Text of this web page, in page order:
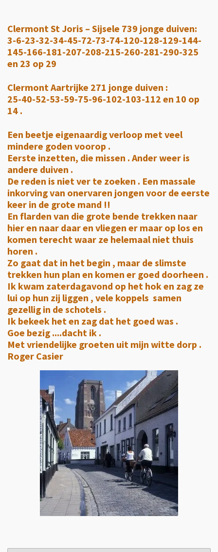
Clermont St Joris – Sijsele 739 jonge duiven:
3-6-23-32-34-45-72-73-74-120-128-129-144-
145-166-181-207-208-215-260-281-290-325
en 23 op 29
Clermont Aartrijke 271 jonge duiven :
25-40-52-53-59-75-96-102-103-112 en 10 op
14 .
Een beetje eigenaardig verloop met veel
mindere goden voorop .
Eerste inzetten, die missen . Ander weer is
andere duiven .
De reden is niet ver te zoeken . Een massale
inkorving van onervaren jongen voor de eerste
keer in de grote mand !!
En flarden van die grote bende trekken naar
hier en naar daar en vliegen er maar op los en
komen terecht waar ze helemaal niet thuis
horen .
Zo gaat dat in het begin , maar de slimste
trekken hun plan en komen er goed doorheen .
Ik kwam zaterdagavond op het hok en zag ze
lui op hun zij liggen , vele koppels samen
gezellig in de schotels .
Ik bekeek het en zag dat het goed was .
Goe bezig ....dacht ik .
Met vriendelijke groeten uit mijn witte dorp .
Roger Casier